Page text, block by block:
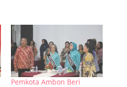
baru)
Pemkota Ambon Beri